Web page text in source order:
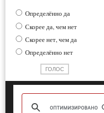
Определённо да
Скорее да, чем нет
Скорее нет, чем да
Определённо нет